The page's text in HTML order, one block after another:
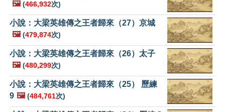
🖼️ (466,932次)
小說：大梁英雄傳之王者歸來（27）京城
🖼️ (479,874次)
小說：大梁英雄傳之王者歸來（26）太子
🖼️ (480,299次)
小說：大梁英雄傳之王者歸來（25） 歷練
9 🖼️ (484,761次)